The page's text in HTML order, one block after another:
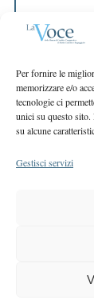
Per fornire le
memorizzare e/o
tecnologie ci
unici su questo
su alcune
Gestisci servizi